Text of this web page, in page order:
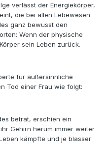
verlässt der Energiekörper,
die bei allen Lebewesen
ganz bewusst den
Wenn der physische
sein Leben zurück.
für außersinnliche
Tod einer Frau wie folgt:
betrat, erschien ein
Gehirn herum immer weiter
kämpfte und je blasser